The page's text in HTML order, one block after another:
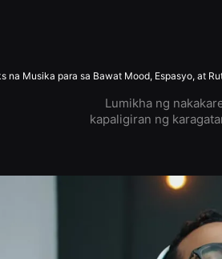
na Musika para sa Bawat Mood, Espasyo, at
Lumikha ng
kapaligiran ng